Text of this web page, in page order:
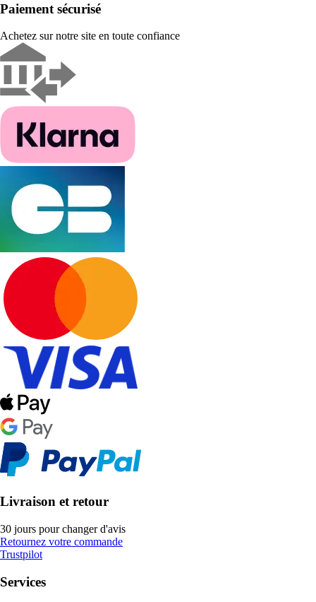
Paiement sécurisé
Achetez sur notre site en toute confiance
Livraison et retour
30 jours pour changer d'avis
Retournez votre commande
Trustpilot
Services